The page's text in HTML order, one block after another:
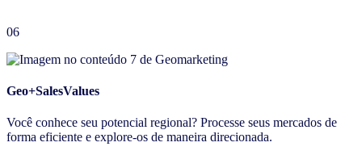
06
Geo+SalesValues
Você conhece seu potencial regional? Processe seus mercados de
forma eficiente e explore-os de maneira direcionada.